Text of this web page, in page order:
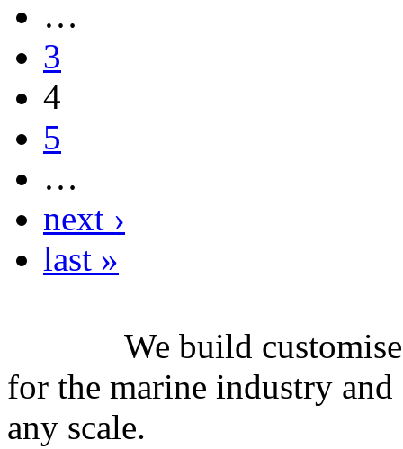
…
3
4
5
…
next ›
last »
We build
for the marine industry
any scale.